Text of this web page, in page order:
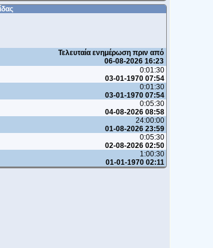
Τελευταία ενημέρωση πριν από
06-08-2026 16:23
0:01:30
03-01-1970 07:54
0:01:30
03-01-1970 07:54
0:05:30
04-08-2026 08:58
24:00:00
01-08-2026 23:59
0:05:30
02-08-2026 02:50
1:00:30
01-01-1970 02:11